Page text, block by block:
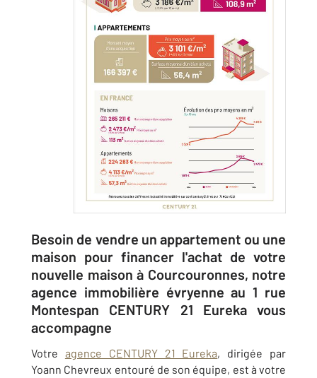
Besoin de vendre un appartement ou une
maison pour financer l'achat de votre
nouvelle maison à Courcouronnes, notre
agence immobilière évryenne au 1 rue
Montespan CENTURY 21 Eureka vous
accompagne
Votre agence CENTURY 21 Eureka, dirigée par
Yoann Chevreux entouré de son équipe, est à votre